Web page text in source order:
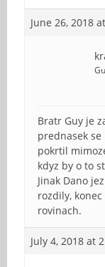
June 26, 2018
Bratr Guy je
prednasek
pokrtil
kdyz by o to
Jinak Dano
rozdily,
rovinach.
July 4, 2018 at